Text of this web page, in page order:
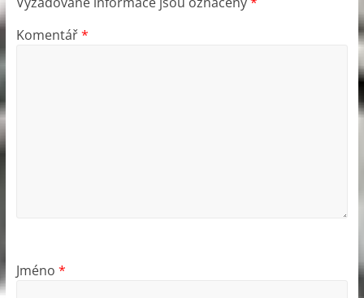
Komentář*
Jméno *